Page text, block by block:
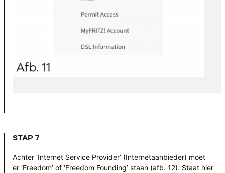
STAP 7
Achter ‘Internet Service Provider’ (Internetaanbieder) moet
er ‘Freedom’ of ‘Freedom Founding’ staan (afb. 12). Staat hier